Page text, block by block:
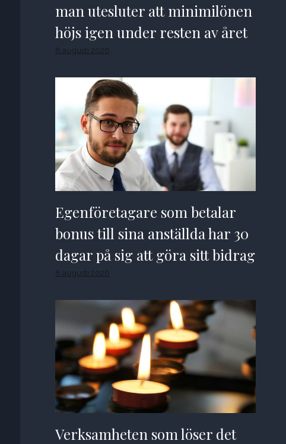
man utesluter att minimilönen
höjs igen under resten av året
8 augusti 2026
Egenföretagare som betalar
bonus till sina anställda har 30
dagar på sig att göra sitt bidrag
8 augusti 2026
Verksamheten som löser det